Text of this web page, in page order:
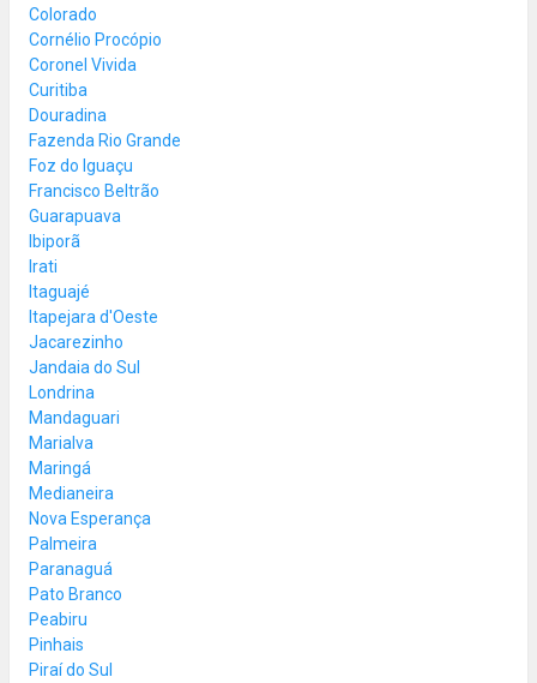
Colorado
Cornélio Procópio
Coronel Vivida
Curitiba
Douradina
Fazenda Rio Grande
Foz do Iguaçu
Francisco Beltrão
Guarapuava
Ibiporã
Irati
Itaguajé
Itapejara d'Oeste
Jacarezinho
Jandaia do Sul
Londrina
Mandaguari
Marialva
Maringá
Medianeira
Nova Esperança
Palmeira
Paranaguá
Pato Branco
Peabiru
Pinhais
Piraí do Sul